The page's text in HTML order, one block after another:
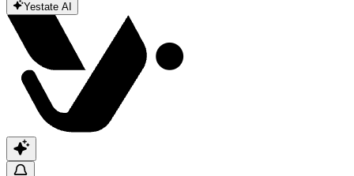
Yestate AI